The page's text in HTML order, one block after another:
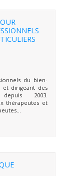
du bien-
et dirigeant des
2003.
thérapeutes et